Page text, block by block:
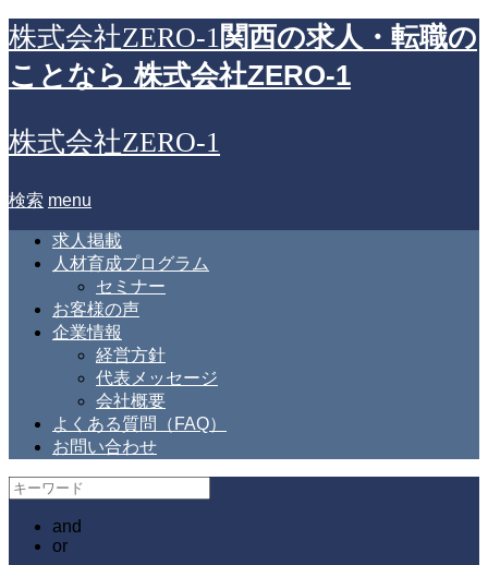
株式会社ZERO-1関西の求人・転職の
ことなら 株式会社ZERO-1
株式会社ZERO-1
検索 menu
求人掲載
人材育成プログラム
セミナー
お客様の声
企業情報
経営方針
代表メッセージ
会社概要
よくある質問（FAQ）
お問い合わせ
and
or